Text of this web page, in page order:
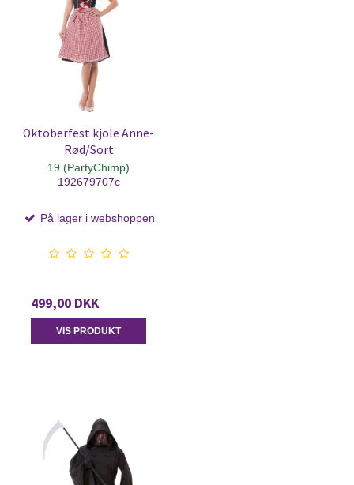
Oktoberfest kjole Anne-
Rød/Sort
19 (PartyChimp)
192679707c
På lager i webshoppen
499,00 DKK
VIS PRODUKT